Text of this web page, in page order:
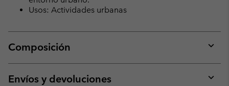
Usos: Actividades urbanas
Composición
or
Envíos y devoluciones